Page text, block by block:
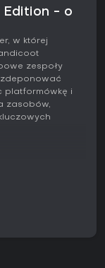
Edition - o
w której
zespoły
platformówkę i
zasobów,
które